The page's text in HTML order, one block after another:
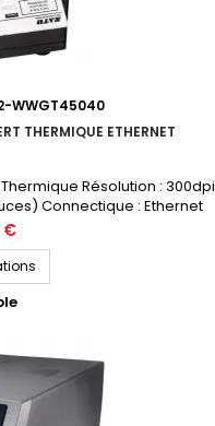
WWGT45040
THERMIQUE ETHERNET
Résolution : 300dpi
Connectique : Ethernet
Demandez votre devis
€